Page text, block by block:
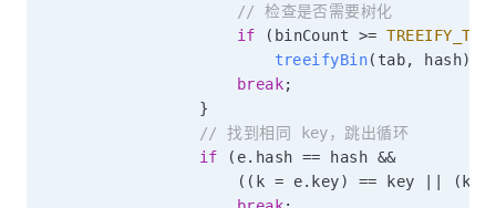
// 检查是否需要树化
if
( binCount >=
treeifyBin( tab, hash)
break;
}
// 找到相同 key，跳出循环
if
( e. hash == hash &&
( ( k = e. key) == key (